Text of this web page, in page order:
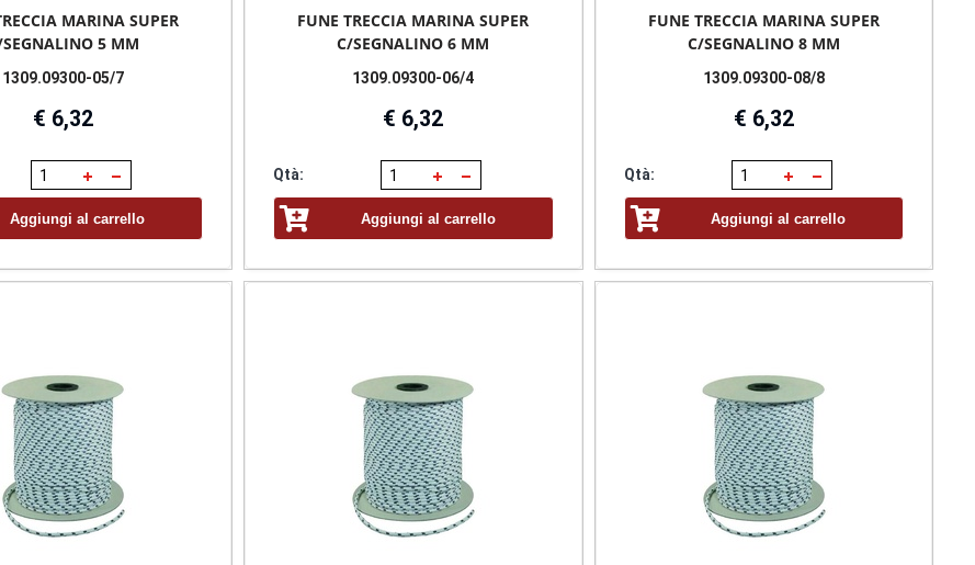
MARINA SUPER
5 MM
1309.09300-05/7
€ 6,32
Aggiungi al carrello
FUNE TRECCIA MARINA SUPER
C/SEGNALINO 6 MM
1309.09300-06/4
€ 6,32
Qtà:
Aggiungi al carrello
FUNE TRECCIA MARINA SUPER
C/SEGNALINO 8 MM
1309.09300-08/8
€ 6,32
Qtà:
Aggiungi al carrello